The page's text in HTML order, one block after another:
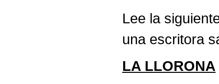
Lee la
una escritora
LA LLORONA